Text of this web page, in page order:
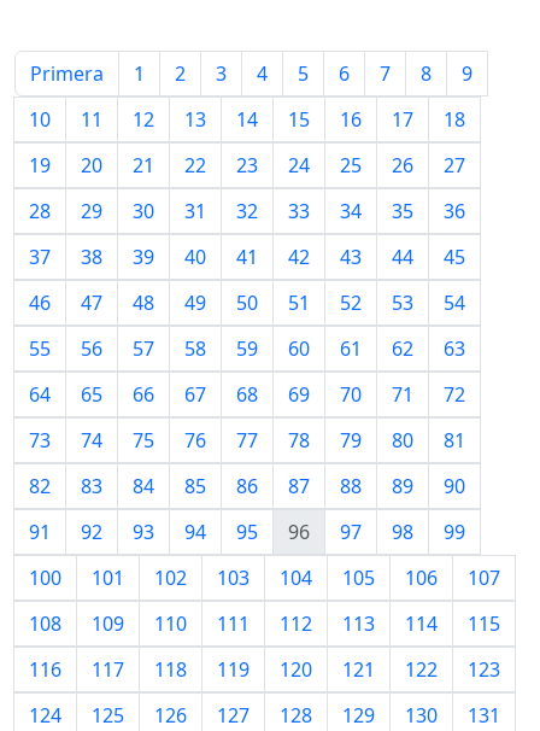
Primera 1 2 3 4 5 6 7 8
9
10
11 12 13 14 15 16 17
18
19
20 21 22 23 24 25 26
27
28
29 30 31 32 33 34 35
36
37
38 39 40 41 42 43 44
45
46
47 48 49 50 51 52 53
54
55
56 57 58 59 60 61 62
63
64
65 66 67 68 69 70 71
72
73
74 75 76 77 78 79 80
81
82
83 84 85 86 87 88 89
90
91
92 93 94 95 96 97 98
99
100
101 102 103 104 105 106
107
108
109 110 111 112 113 114
115
116
117 118 119 120 121 122
123
124
125 126 127 128 129 130
131